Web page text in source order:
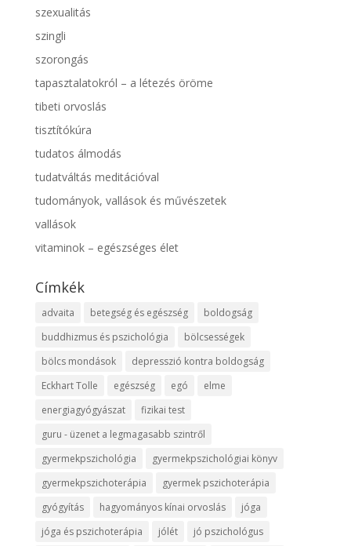
szexualitás
szingli
szorongás
tapasztalatokról – a létezés öröme
tibeti orvoslás
tisztítókúra
tudatos álmodás
tudatváltás meditációval
tudományok, vallások és művészetek
vallások
vitaminok – egészséges élet
Címkék
advaita betegség és egészség
boldogság
buddhizmus és pszichológia
bölcsességek
bölcs mondások
depresszió kontra boldogság
Eckhart Tolle
egészség egó
elme
energiagyógyászat
fizikai test
guru - üzenet a legmagasabb szintről
gyermekpszichológia
gyermekpszichológiai könyv
gyermekpszichoterápia
gyermek pszichoterápia
gyógyítás
hagyományos kínai orvoslás
jóga
jóga és pszichoterápia
jólét
jó pszichológus